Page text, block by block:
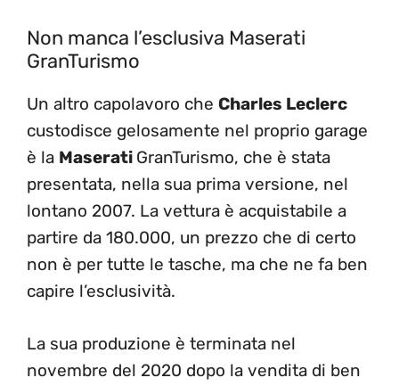
Non manca l’esclusiva Maserati
GranTurismo
Un altro capolavoro che Charles Leclerc
custodisce gelosamente nel proprio garage
è la Maserati GranTurismo, che è stata
presentata, nella sua prima versione, nel
lontano 2007. La vettura è acquistabile a
partire da 180.000, un prezzo che di certo
non è per tutte le tasche, ma che ne fa ben
capire l’esclusività.
La sua produzione è terminata nel
novembre del 2020 dopo la vendita di ben